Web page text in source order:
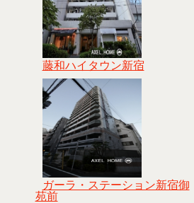
藤和ハイタウン新宿
ガーラ・ステーション新宿御
苑前